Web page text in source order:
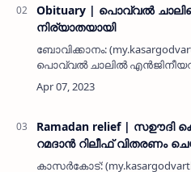
Obituary | പൊവ്വല്‍
നിര്യാതയായി
ബോവിക്കാനം:
പൊവ്വല്‍ ചാലില്‍
സമീപം താമസിക്കുന്ന കുഞ്ചാര്‍
(75) നിര്യാതയായി.
Ramadan relief | സഊദി
റമദാന്‍ റിലീഫ് വിതരണം
കാസര്‍കോട്: